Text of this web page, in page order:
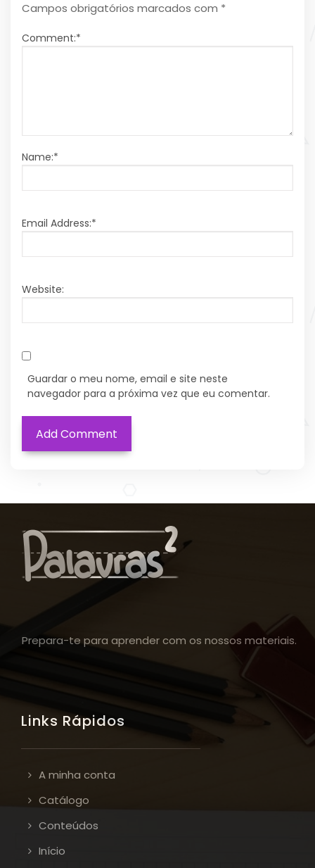
Campos obrigatórios marcados com *
Comment:*
Name:*
Email Address:*
Website:
Guardar o meu nome, email e site neste
navegador para a próxima vez que eu comentar.
Prepara-te para aprender com os nossos materiais.
Links Rápidos
A minha conta
Catálogo
Conteúdos
Início